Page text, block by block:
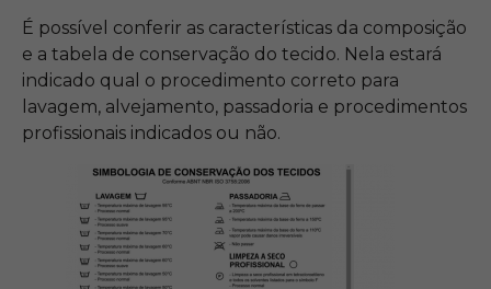
É possível conferir as características da composição
e a tabela de conservação do tecido. Nela estará
indicado qual o procedimento correto para
lavagem, alvejamento, passadoria e procedimentos
profissionais indicados ou não.